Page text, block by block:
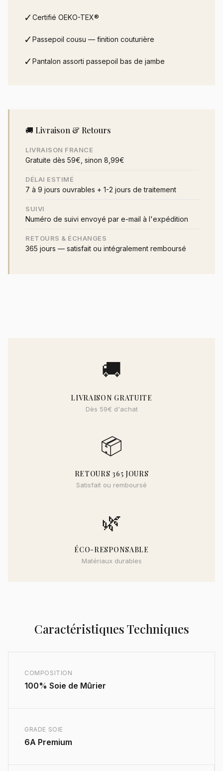
✓Certifié OEKO-TEX®
✓Passepoil cousu — finition couturière
✓Pantalon assorti passepoil bas de jambe
🚚 Livraison & Retours
LIVRAISON FRANCE
Gratuite dès 59€, sinon 8,99€
DÉLAI ESTIMÉ
7 à 9 jours ouvrables + 1-2 jours de traitement
SUIVI
Numéro de suivi envoyé par e-mail à l'expédition
RETOURS & ÉCHANGES
365 jours — satisfait ou intégralement remboursé
🚚
LIVRAISON GRATUITE
Dès 59€ d'achat
📦
RETOURS 365 JOURS
Satisfait ou remboursé
🌿
ÉCO-RESPONSABLE
Matériaux durables
Caractéristiques Techniques
COMPOSITION
100% Soie de Mûrier
GRADE SOIE
6A Premium